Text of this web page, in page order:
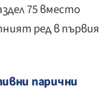
75 вместо
ред в първия
парични